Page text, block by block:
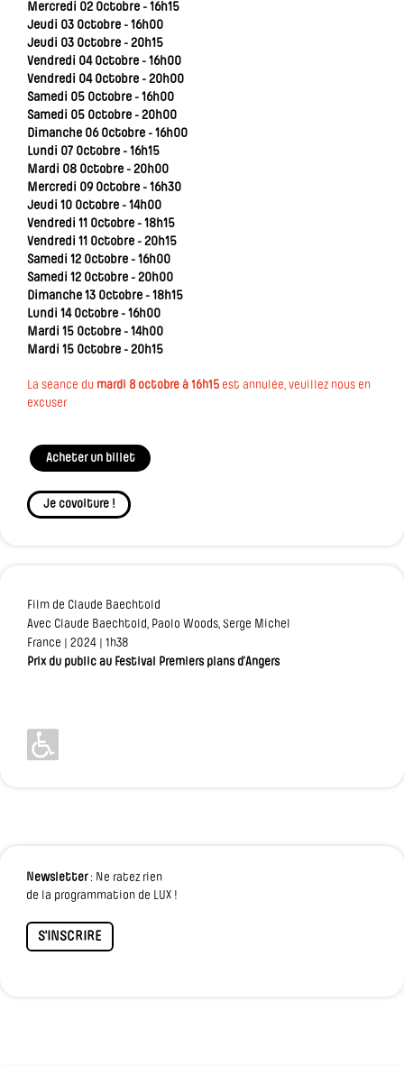
Mercredi 02 Octobre - 16h15
Jeudi 03 Octobre - 16h00
Jeudi 03 Octobre - 20h15
Vendredi 04 Octobre - 16h00
Vendredi 04 Octobre - 20h00
Samedi 05 Octobre - 16h00
Samedi 05 Octobre - 20h00
Dimanche 06 Octobre - 16h00
Lundi 07 Octobre - 16h15
Mardi 08 Octobre - 20h00
Mercredi 09 Octobre - 16h30
Jeudi 10 Octobre - 14h00
Vendredi 11 Octobre - 18h15
Vendredi 11 Octobre - 20h15
Samedi 12 Octobre - 16h00
Samedi 12 Octobre - 20h00
Dimanche 13 Octobre - 18h15
Lundi 14 Octobre - 16h00
Mardi 15 Octobre - 14h00
Mardi 15 Octobre - 20h15
La séance du mardi 8 octobre à 16h15 est annulée, veuillez nous en
excuser
Acheter un billet
Je covoiture !
Film de Claude Baechtold
Avec Claude Baechtold, Paolo Woods, Serge Michel
France | 2024 | 1h38
Prix du public au Festival Premiers plans d’Angers
Newsletter: Ne ratez rien
de la programmation de LUX !
S'INSCRIRE